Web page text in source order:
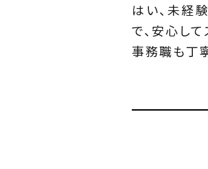
はい、未経
で、安心して
事務職も丁